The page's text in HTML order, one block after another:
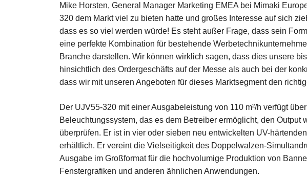
Mike Horsten, General Manager Marketing EMEA bei Mimaki
320 dem Markt viel zu bieten hatte und großes Interesse auf sich
dass es so viel werden würde! Es steht außer Frage, dass sein
eine perfekte Kombination für bestehende
Branche darstellen. Wir können wirklich sagen, dass dies unsere
hinsichtlich des Ordergeschäfts auf der Messe als auch bei der
dass wir mit unseren Angeboten für dieses Marktsegment den
Der UJV55-320 mit einer Ausgabeleistung von 110 m²/h verfügt
Beleuchtungssystem, das es dem Betreiber ermöglicht, den Output
überprüfen. Er ist in vier oder sieben neu entwickelten UV-
erhältlich. Er vereint die Vielseitigkeit des Doppelwalzen-
Ausgabe im Großformat für die hochvolumige Produktion von
Fenstergrafiken und anderen ähnlichen Anwendungen.